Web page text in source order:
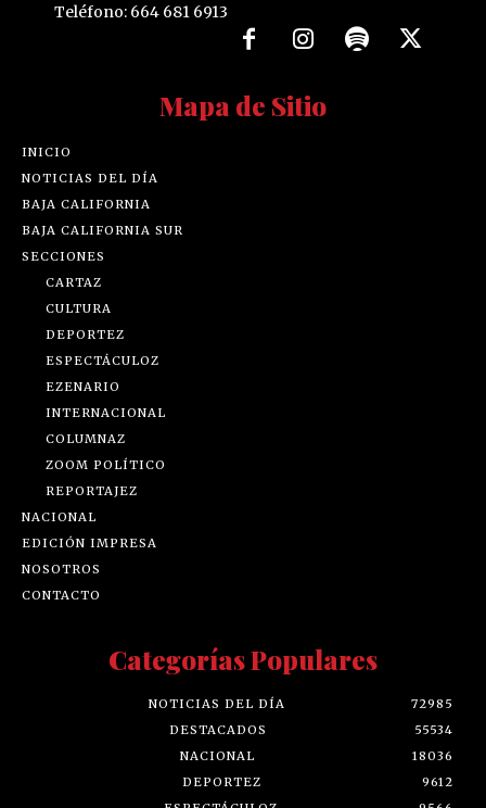
Teléfono: 664 681 6913
Mapa de Sitio
INICIO
NOTICIAS DEL DÍA
BAJA CALIFORNIA
BAJA CALIFORNIA SUR
SECCIONES
CARTAZ
CULTURA
DEPORTEZ
ESPECTÁCULOZ
EZENARIO
INTERNACIONAL
COLUMNAZ
ZOOM POLÍTICO
REPORTAJEZ
NACIONAL
EDICIÓN IMPRESA
NOSOTROS
CONTACTO
Categorías Populares
NOTICIAS DEL DÍA
72985
DESTACADOS
55534
NACIONAL
18036
DEPORTEZ
9612